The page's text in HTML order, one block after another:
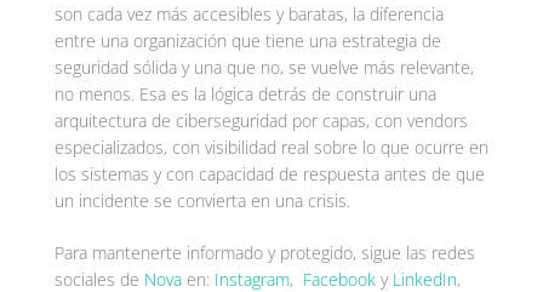
son cada vez más accesibles y baratas, la diferencia
entre una organización que tiene una estrategia de
seguridad sólida y una que no, se vuelve más relevante,
no menos. Esa es la lógica detrás de construir una
arquitectura de ciberseguridad por capas, con vendors
especializados, con visibilidad real sobre lo que ocurre en
los sistemas y con capacidad de respuesta antes de que
un incidente se convierta en una crisis.
Para mantenerte informado y protegido, sigue las redes
sociales de Novaen: Instagram, Facebooky LinkedIn,